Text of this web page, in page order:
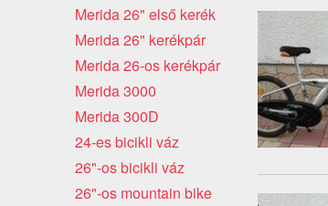
Merida 26" első kerék
Merida 26" kerékpár
Merida 26-os kerékpár
Merida 3000
Merida 300D
24-es bicikli váz
26"-os bicikli váz
26"-os mountain bike